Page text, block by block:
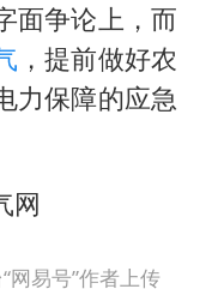
面争论上，而
，提前做好农
力保障的应急
网
网易号”作者上传